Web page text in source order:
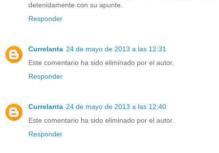
detenidamente con su apunte.
Responder
Currelanta 24 de mayo de 2013 a las 12:31
Este comentario ha sido eliminado por el autor.
Responder
Currelanta 24 de mayo de 2013 a las 12:40
Este comentario ha sido eliminado por el autor.
Responder